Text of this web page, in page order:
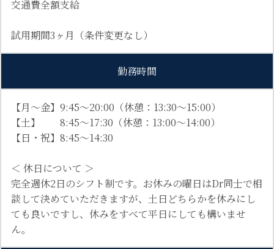
交通費全額支給
試用期間3ヶ月（条件変更なし）
勤務時間
【月～金】9:45～20:00（休憩：13:30～15:00）
【土】 8:45～17:30（休憩：13:00～14:00）
【日・祝】8:45～14:30
＜ 休日について ＞
完全週休2日のシフト制です。お休みの曜日はDr同士で相
談して決めていただきますが、土日どちらかを休みにし
ても良いですし、休みをすべて平日にしても構いませ
ん。